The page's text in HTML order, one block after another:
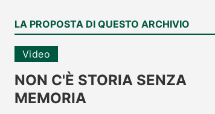
LA PROPOSTA DI QUESTO ARCHIVIO
Video
NON C'È STORIA SENZA
MEMORIA